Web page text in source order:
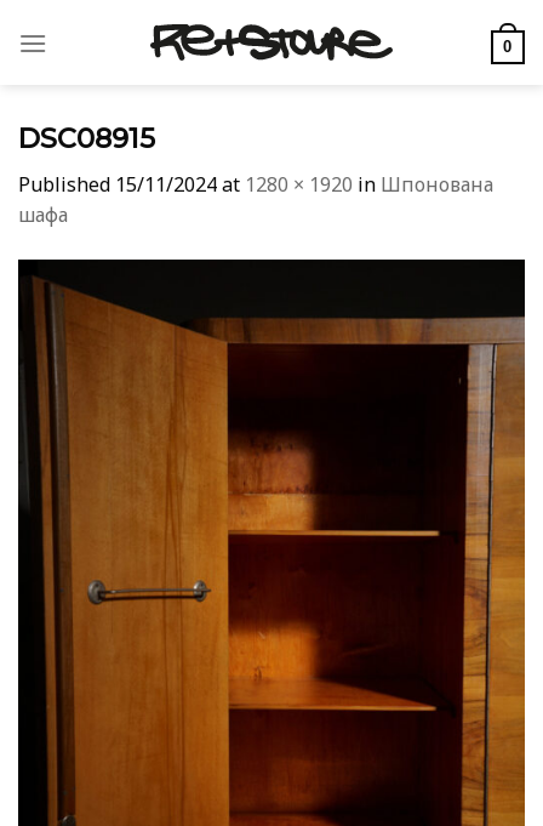
0
DSC08915
Published 15/11/2024at 1280 × 1920 in Шпонована
шафа